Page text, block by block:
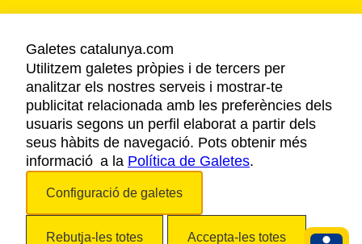
AVÍS LEGAL
POLÍTICA DE PRIVACITAT
COOKIES
ACCESSIBILITAT
Galetes catalunya.com
Utilitzem galetes pròpies i de tercers per
analitzar els nostres serveis i mostrar-te
publicitat relacionada amb les preferències dels
usuaris segons un perfil elaborat a partir dels
seus hàbits de navegació. Pots obtenir més
informació a la Política de Galetes.
Configuració de galetes
Rebutja-les totes Accepta-les totes